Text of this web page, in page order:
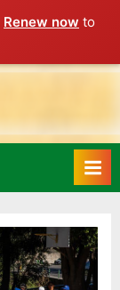
Renew now to